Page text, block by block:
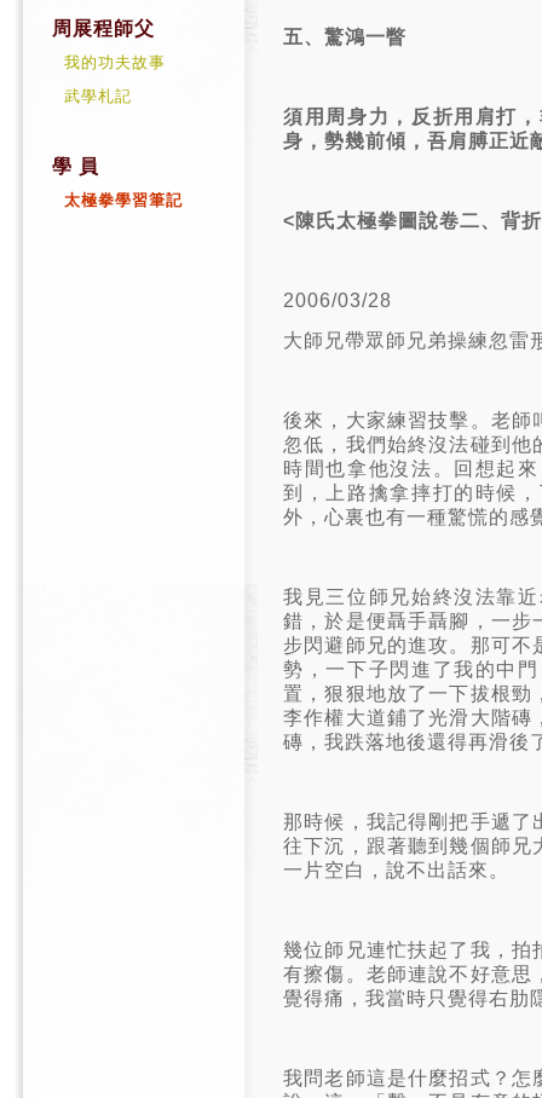
周展程師父
我的功夫故事
武學札記
學 員
太極拳學習筆記
五、驚鴻一瞥
須用周身力，反折用肩打
身，勢幾前傾，吾肩膊正近
<陳氏太極拳圖說卷二、背
2006/03/28
大師兄帶眾師兄弟操練忽雷
後來，大家練習技擊。老師
忽低，我們始終沒法碰到
時間也拿他沒法。回想起
到，上路擒拿摔打的時候
外，心裏也有一種驚慌的感
我見三位師兄始終沒法靠
錯，於是便聶手聶腳，一步
步閃避師兄的進攻。那可
勢，一下子閃進了我的中
置，狠狠地放了一下拔根勁
李作權大道鋪了光滑大階磚
磚，我跌落地後還得再滑後
那時候，我記得剛把手遞
往下沉，跟著聽到幾個師兄
一片空白，說不出話來。
幾位師兄連忙扶起了我，拍
有擦傷。老師連說不好意思
覺得痛，我當時只覺得右肋
我問老師這是什麼招式？怎